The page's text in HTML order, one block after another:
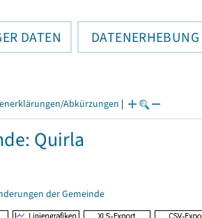
DATEN DATENERHEBUNG
Abkürzungen |
Quirla
der Gemeinde